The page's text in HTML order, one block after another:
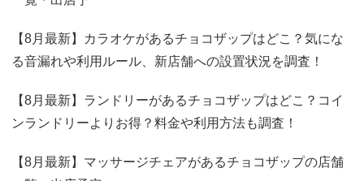
【8月最新】カラオケがあるチョコザップはどこ？気にな
る音漏れや利用ルール、新店舗への設置状況を調査！
【8月最新】ランドリーがあるチョコザップはどこ？コイ
ンランドリーよりお得？料金や利用方法も調査！
【8月最新】マッサージチェアがあるチョコザップの店舗